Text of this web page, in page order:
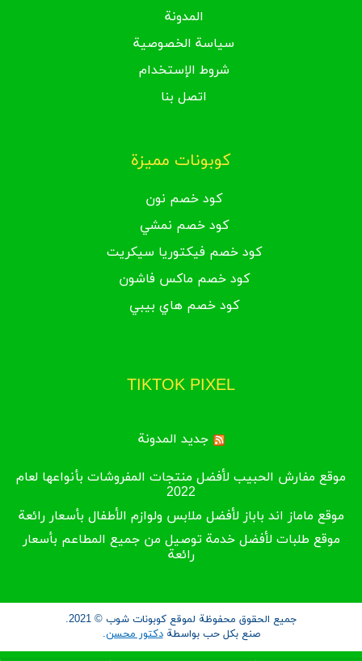
المدونة
سياسة الخصوصية
شروط الإستخدام
اتصل بنا
كوبونات مميزة
كود خصم نون
كود خصم نمشي
كود خصم فيكتوريا سيكريت
كود خصم ماكس فاشون
كود خصم هاي بيبي
TIKTOK PIXEL
جديد المدونة
موقع مفارش الحبيب لأفضل منتجات المفروشات بأنواعها لعام
2022
موقع ماماز اند باباز لأفضل ملابس ولوازم الأطفال بأسعار رائعة
موقع طلبات لأفضل خدمة توصيل من جميع المطاعم بأسعار
رائعة
جميع الحقوق محفوظة لموقع كوبونات شوب © 2021.
صنع بكل حب بواسطةدكتور محسن.